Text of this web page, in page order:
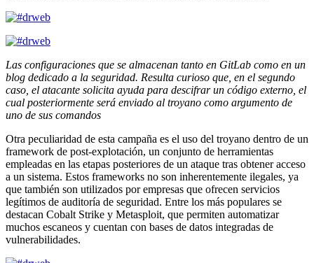
Las configuraciones que se almacenan tanto en GitLab como en un
blog dedicado a la seguridad. Resulta curioso que, en el segundo
caso, el atacante solicita ayuda para descifrar un código externo, el
cual posteriormente será enviado al troyano como argumento de
uno de sus comandos
Otra peculiaridad de esta campaña es el uso del troyano dentro de un
framework de post-explotación, un conjunto de herramientas
empleadas en las etapas posteriores de un ataque tras obtener acceso
a un sistema. Estos frameworks no son inherentemente ilegales, ya
que también son utilizados por empresas que ofrecen servicios
legítimos de auditoría de seguridad. Entre los más populares se
destacan Cobalt Strike y Metasploit, que permiten automatizar
muchos escaneos y cuentan con bases de datos integradas de
vulnerabilidades.